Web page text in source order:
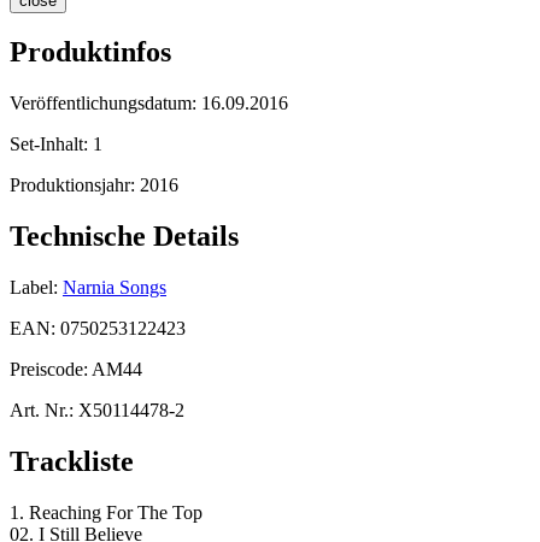
Produktinfos
Veröffentlichungsdatum: 16.09.2016
Set-Inhalt: 1
Produktionsjahr: 2016
Technische Details
Label: Narnia Songs
EAN: 0750253122423
Preiscode: AM44
Art. Nr.: X50114478-2
Trackliste
1. Reaching For The Top
02. I Still Believe